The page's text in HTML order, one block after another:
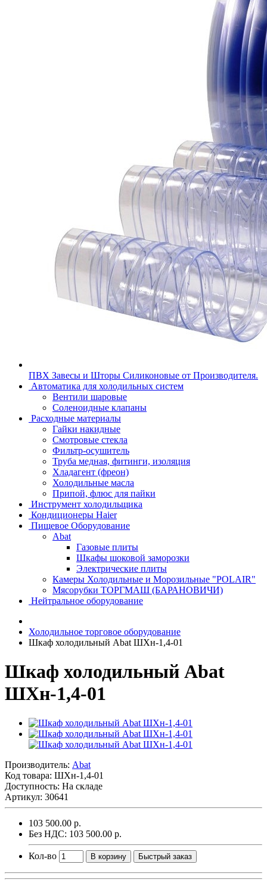
ПВХ Завесы и Шторы Силиконовые от Производителя.
Автоматика для холодильных систем
Вентили шаровые
Соленоидные клапаны
Расходные материалы
Гайки накидные
Смотровые стекла
Фильтр-осушитель
Труба медная, фитинги, изоляция
Хладагент (фреон)
Холодильные масла
Припой, флюс для пайки
Инструмент холодильщика
Кондиционеры Haier
Пищевое Оборудование
Abat
Газовые плиты
Шкафы шоковой заморозки
Электрические плиты
Камеры Холодильные и Морозильные "POLAIR"
Мясорубки ТОРГМАШ (БАРАНОВИЧИ)
Нейтральное оборудование
Холодильное торговое оборудование
Шкаф холодильный Abat ШХн-1,4-01
Шкаф холодильный Abat
ШХн-1,4-01
Производитель: Abat
Код товара: ШХн-1,4-01
Доступность: На складе
Артикул: 30641
103 500.00 р.
Без НДС: 103 500.00 р.
Кол-во В корзину Быстрый заказ